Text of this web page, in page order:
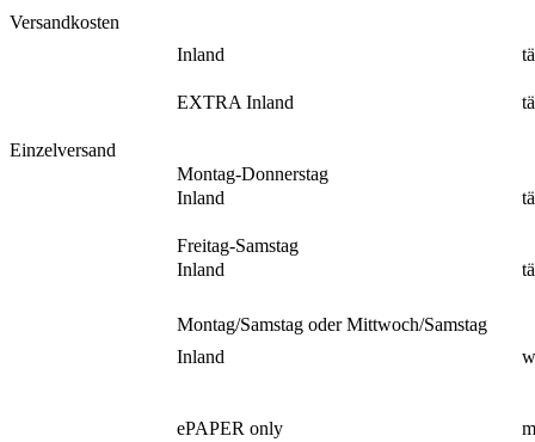
Versandkosten
Inland
EXTRA Inland
Einzelversand
Montag-Donnerstag
Inland
Freitag-Samstag
Inland
Montag/Samstag oder Mittwoch/Samstag
Inland
ePAPER only